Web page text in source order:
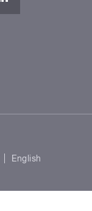
English